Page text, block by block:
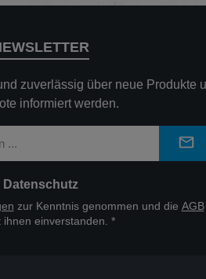
zuverlässig über neue Produkte
informiert werden.
Datenschutz
zur Kenntnis genommen und die AGB
ihnen einverstanden. *